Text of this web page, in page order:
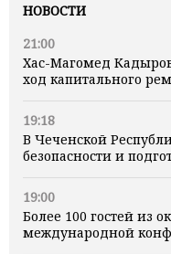
НОВОСТИ
21:00
Хас-Магомед
ход капитального
19:18
В Чеченской
безопасности и
19:00
Более 100 гостей из
международной